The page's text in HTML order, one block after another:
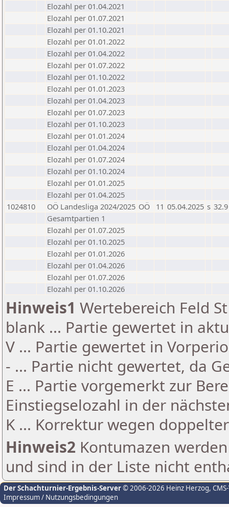
Elozahl per 01.04.2021
Elozahl per 01.07.2021
Elozahl per 01.10.2021
Elozahl per 01.01.2022
Elozahl per 01.04.2022
Elozahl per 01.07.2022
Elozahl per 01.10.2022
Elozahl per 01.01.2023
Elozahl per 01.04.2023
Elozahl per 01.07.2023
Elozahl per 01.10.2023
Elozahl per 01.01.2024
Elozahl per 01.04.2024
Elozahl per 01.07.2024
Elozahl per 01.10.2024
Elozahl per 01.01.2025
Elozahl per 01.04.2025
1024810
OÖ Landesliga 2024/2025 OÖ 11 05.04.2025 s 32.9
Gesamtpartien 1
Elozahl per 01.07.2025
Elozahl per 01.10.2025
Elozahl per 01.01.2026
Elozahl per 01.04.2026
Elozahl per 01.07.2026
Elozahl per 01.10.2026
Hinweis1 Wertebereich Feld
blank ... Partie gewertet in
V ... Partie gewertet in
- ... Partie nicht gewertet, da
E ... Partie vorgemerkt zur
Einstiegselozahl in der
K ... Korrektur wegen
Hinweis2 Kontumazen
und sind in der Liste nicht
Der Schachturnier-Ergebnis-Server© 2006-2026 Heinz Herzog,
Impressum / Nutzungsbedingungen